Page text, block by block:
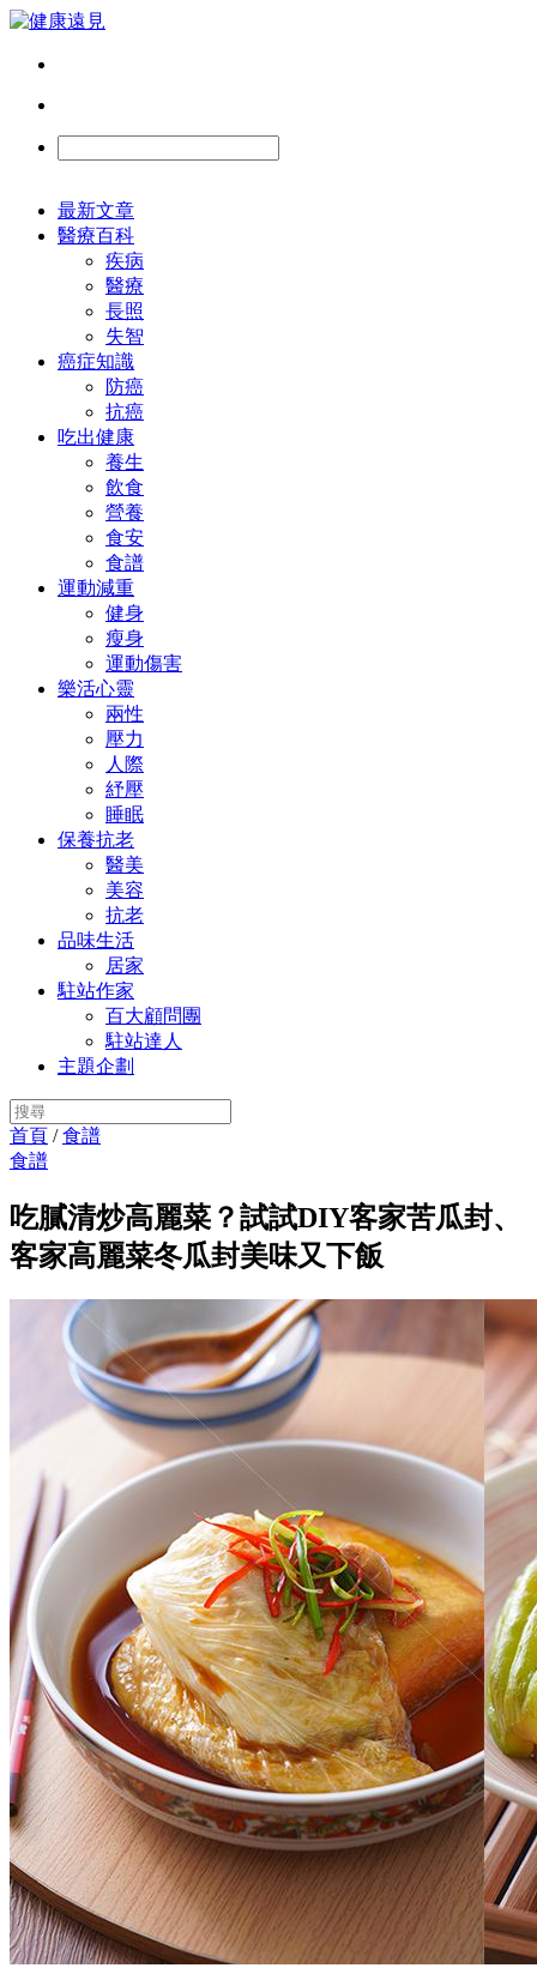
最新文章
醫療百科
疾病
醫療
長照
失智
癌症知識
防癌
抗癌
吃出健康
養生
飲食
營養
食安
食譜
運動減重
健身
瘦身
運動傷害
樂活心靈
兩性
壓力
人際
紓壓
睡眠
保養抗老
醫美
美容
抗老
品味生活
居家
駐站作家
百大顧問團
駐站達人
主題企劃
首頁 /食譜
食譜
吃膩清炒高麗菜？試試DIY客家苦瓜封、
客家高麗菜冬瓜封美味又下飯